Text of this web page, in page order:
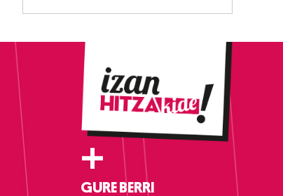
+
GURE BERRI